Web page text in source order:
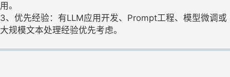
用。
3、优先经验：有LLM应用开发、Prompt工程、模型微调或
大规模文本处理经验优先考虑。